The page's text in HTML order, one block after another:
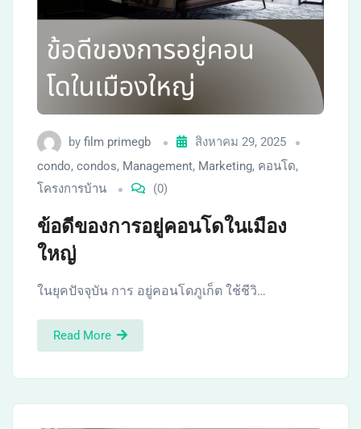
by film primegb
สิงหาคม 29, 2025
condo, condos, Management, Marketing, คอนโด,
โครงการบ้าน
(0)
ข้อดีของการอยู่คอนโดในเมือง
ใหญ่
ในยุคปัจจุบัน การ อยู่คอนโดภูเก็ต ใช้ชีวิ…
Read More